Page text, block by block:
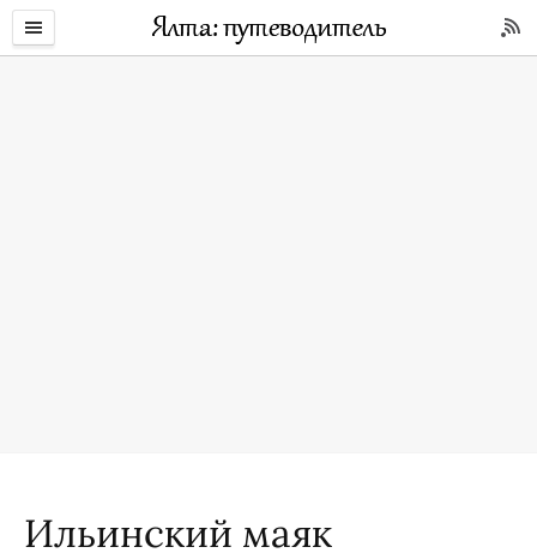
Ильинский маяк